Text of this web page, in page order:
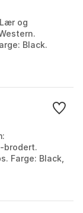
og
Black.
brodert.
Farge: Black,